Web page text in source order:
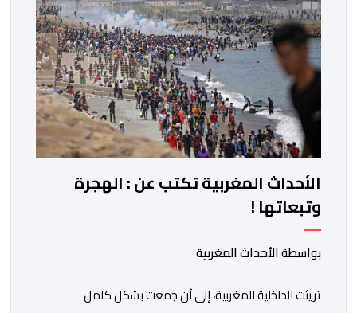
الأحداث المغربية تكتب عن : الهجرة
وتبعاتها !
بواسطة الأحداث المغربية
تريثت الداخلية المغربية، إلى أن جمعت بشكل كامل